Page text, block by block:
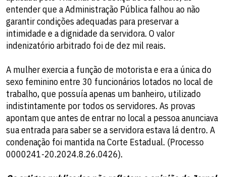
entender que a Administração Pública falhou ao não
garantir condições adequadas para preservar a
intimidade e a dignidade da servidora. O valor
indenizatório arbitrado foi de dez mil reais.
A mulher exercia a função de motorista e era a única do
sexo feminino entre 30 funcionários lotados no local de
trabalho, que possuía apenas um banheiro, utilizado
indistintamente por todos os servidores. As provas
apontam que antes de entrar no local a pessoa anunciava
sua entrada para saber se a servidora estava lá dentro. A
condenação foi mantida na Corte Estadual. (Processo
0000241-20.2024.8.26.0426).